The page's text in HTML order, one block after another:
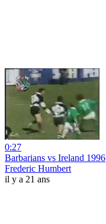
0:27
Barbarians vs Ireland 1996
Frederic Humbert
il y a 21 ans